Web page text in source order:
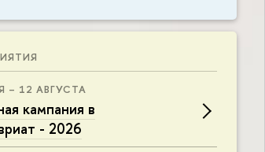
– 12 АВГУСТА
кампания в
- 2026